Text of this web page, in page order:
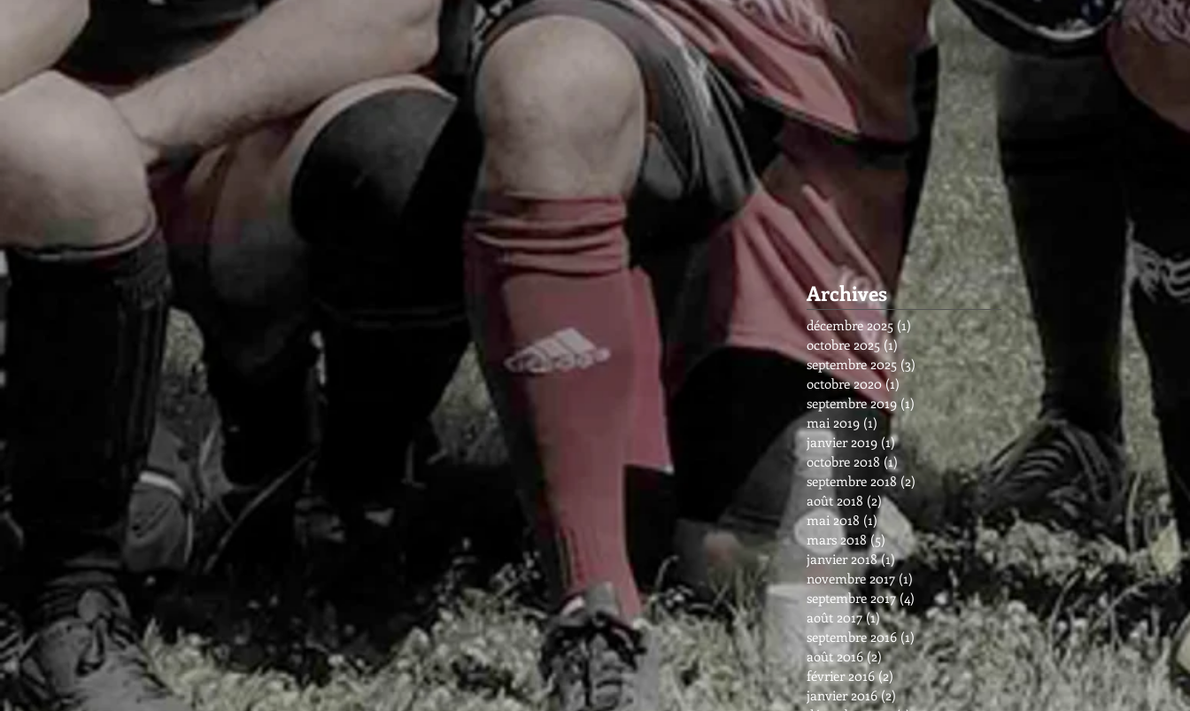
Archives
décembre 2025 (1)1 post
octobre 2025 (1)1 post
septembre 2025 (3) 3 posts
octobre 2020 (1) 1 post
septembre 2019 (1) 1 post
mai 2019 (1) 1 post
janvier 2019 (1)1 post
octobre 2018 (1)1 post
septembre 2018 (2)2 posts
août 2018 (2)2 posts
mai 2018 (1)1 post
mars 2018 (5)5 posts
janvier 2018 (1)1 post
novembre 2017 (1)
septembre 2017 (4) 4 posts
août 2017 (1)1 post
septembre 2016 (1)1 post
août 2016 (2)2 posts
février 2016 (2)2 posts
janvier 2016 (2)2 posts